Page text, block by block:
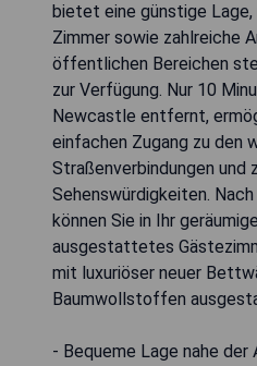
bietet eine günstige Lage,
Zimmer sowie zahlreiche
öffentlichen Bereichen
zur Verfügung. Nur 10
Newcastle entfernt,
einfachen Zugang zu den
Straßenverbindungen und
Sehenswürdigkeiten.
können Sie in Ihr
ausgestattetes
mit luxuriöser neuer
Baumwollstoffen
- Bequeme Lage nahe der